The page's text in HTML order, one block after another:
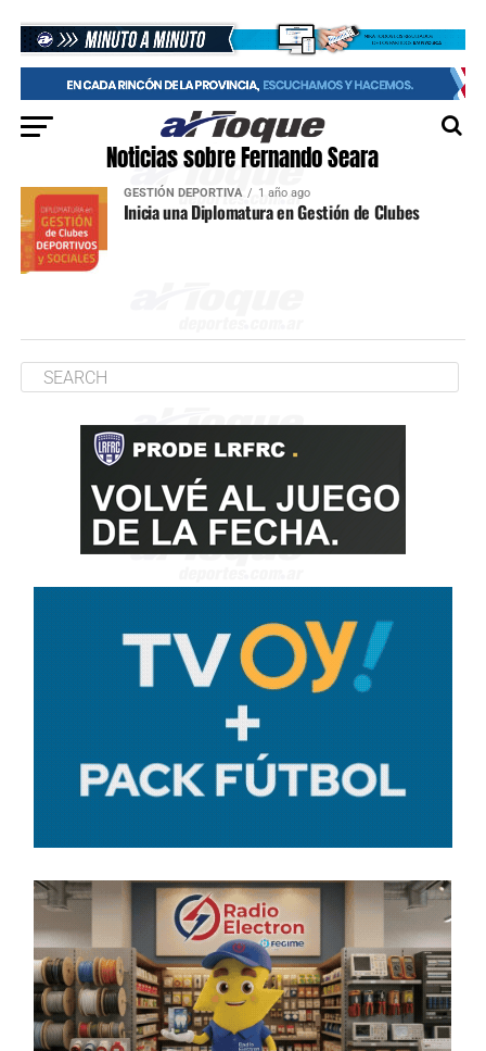
Noticias sobre Fernando Seara
GESTIÓN DEPORTIVA 1 año ago
Inicia una Diplomatura en Gestión de Clubes